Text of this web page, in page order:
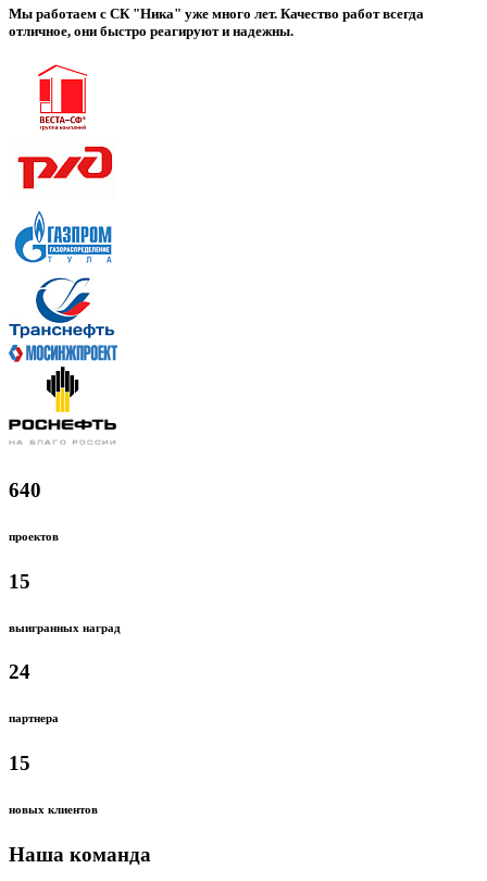
Мы работаем с СК "Ника" уже много лет. Качество работ всегда
отличное, они быстро реагируют и надежны.
640
проектов
15
выигранных наград
24
партнера
15
новых клиентов
Наша команда